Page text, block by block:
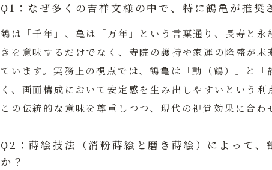
Q1：なぜ多くの吉祥文様の中で、特に鶴亀が推奨
鶴は「千年」、亀は「万年」という言葉通り、長寿と
きを意味するだけでなく、寺院の護持や家運の隆盛が
ています。実務上の視点では、鶴亀は「動（鶴）」と
く、画面構成において安定感を生み出しやすいという利
この伝統的な意味を尊重しつつ、現代の視覚効果に合わ
Q2：蒔絵技法（消粉蒔絵と磨き蒔絵）によって、
か？